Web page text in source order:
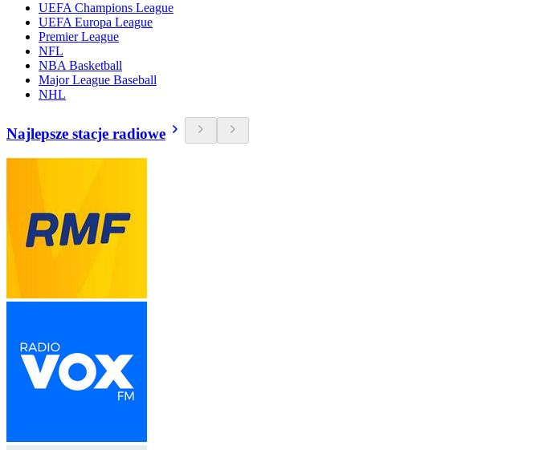
UEFA Champions League
UEFA Europa League
Premier League
NFL
NBA Basketball
Major League Baseball
NHL
Najlepsze stacje radiowe